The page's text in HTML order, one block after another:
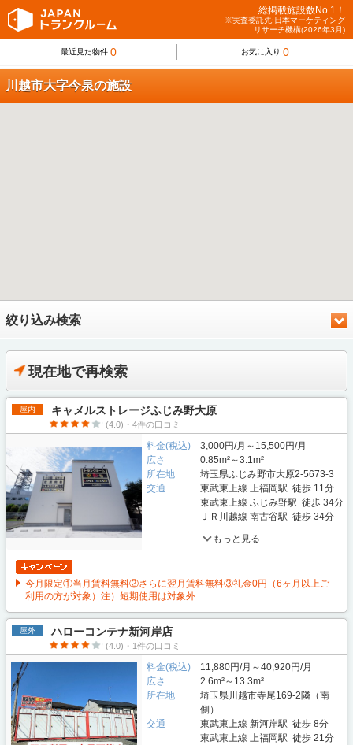
総掲載施設数No.1！
※実査委託先:日本マーケティング
リサーチ機構(2026年3月)
最近見た物件 0 お気に入り 0
川越市大字今泉の施設
絞り込み検索
現在地で再検索
屋内 キャメルストレージふじみ野大原
(4.0)・4件の口コミ
料金(税込)
3,000円/月～15,500円/月
広さ
0.85m²～3.1m²
所在地
埼玉県ふじみ野市大原2-5673-3
交通
東武東上線 上福岡駅 徒歩 11分
東武東上線 ふじみ野駅 徒歩 34分
ＪＲ川越線 南古谷駅 徒歩 34分
もっと見る
今月限定①当月賃料無料②さらに翌月賃料無料③礼金0円（6ヶ月以上ご
利用の方が対象）注）短期使用は対象外
屋外 ハローコンテナ新河岸店
(4.0)・1件の口コミ
料金(税込)
11,880円/月～40,920円/月
広さ
2.6m²～13.3m²
所在地
埼玉県川越市寺尾169-2隣（南
側）
交通
東武東上線 新河岸駅 徒歩 8分
東武東上線 上福岡駅 徒歩 21分